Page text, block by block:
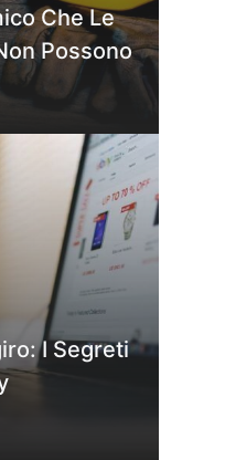
Che Le
Possono
I Segreti